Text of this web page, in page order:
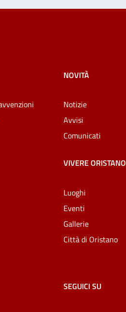
NOVITÀ
Notizie
Avvisi
Comunicati
VIVERE ORISTANO
Luoghi
Eventi
Gallerie
Città di Oristano
SEGUICI SU